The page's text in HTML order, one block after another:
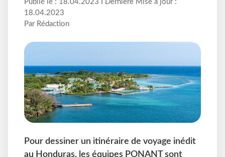
Publié le : 18.04.2023 I Dernière Mise à jour :
18.04.2023
Par Rédaction
Pour dessiner un itinéraire de voyage inédit
au Honduras, les équipes PONANT sont